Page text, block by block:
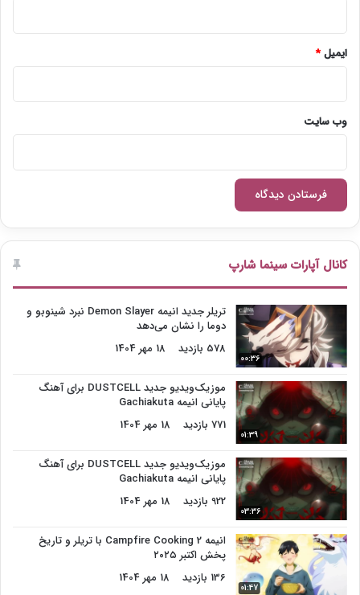
ایمیل*
وب‌ سایت
کانال آپارات سینما شارپ
00:36
تریلر جدید انیمه Demon Slayer نبرد شینوبو و
دوما را نشان می‌دهد
578 بازدید
18 مهر 1404
01:39
موزیک‌ویدیو جدید DUSTCELL برای آهنگ
پایانی انیمه Gachiakuta
771 بازدید
18 مهر 1404
03:36
موزیک‌ویدیو جدید DUSTCELL برای آهنگ
پایانی انیمه Gachiakuta
922 بازدید
18 مهر 1404
01:47
انیمه Campfire Cooking 2 با تریلر و تاریخ
پخش اکتبر ۲۰۲۵
136 بازدید
18 مهر 1404